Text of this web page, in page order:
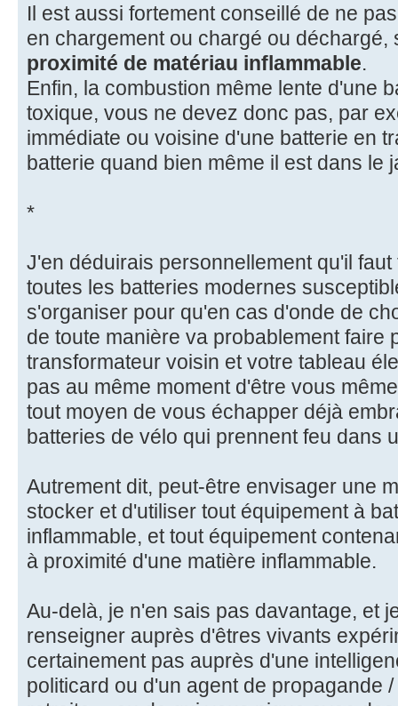
Il est aussi fortement conseillé de ne
en chargement ou chargé ou
proximité de matériau inflammable.
Enfin, la combustion même lente d'une
toxique, vous ne devez donc pas, par
immédiate ou voisine d'une batterie en
batterie quand bien même il est dans le
*
J'en déduirais personnellement qu'il
toutes les batteries modernes
s'organiser pour qu'en cas d'onde de
de toute manière va probablement faire
transformateur voisin et votre tableau
pas au même moment d'être vous
tout moyen de vous échapper déjà
batteries de vélo qui prennent feu dans
Autrement dit, peut-être envisager une
stocker et d'utiliser tout équipement à
inflammable, et tout équipement
à proximité d'une matière inflammable.
Au-delà, je n'en sais pas davantage, et
renseigner auprès d'êtres vivants
certainement pas auprès d'une
politicard ou d'un agent de propagande